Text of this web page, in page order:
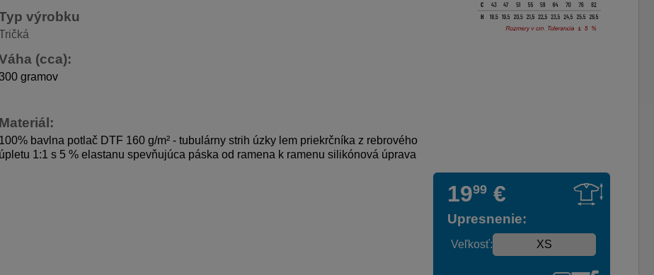
výrobku
(cca):
gramov
Materiál:
100% bavlna potlač DTF 160 g/m² - tubulárny strih úzky lem priekrčníka z rebrového
úpletu 1:1 s 5 % elastanu spevňujúca páska od ramena k ramenu silikónová úprava
1999 €
Upresnenie:
Veľkosť: